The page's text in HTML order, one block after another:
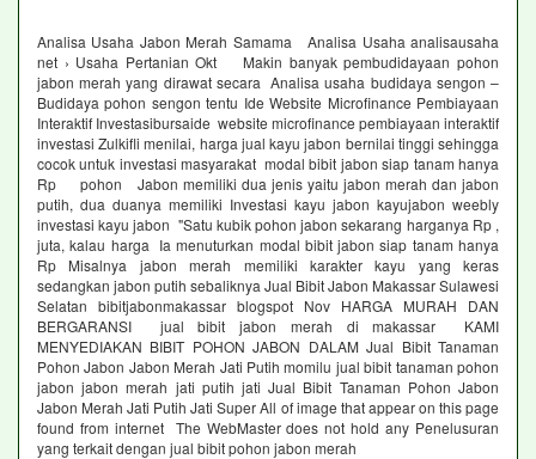
Analisa Usaha Jabon Merah Samama Analisa Usaha analisausaha
net › Usaha Pertanian Okt Makin banyak pembudidayaan pohon
jabon merah yang dirawat secara Analisa usaha budidaya sengon –
Budidaya pohon sengon tentu Ide Website Microfinance Pembiayaan
Interaktif Investasibursaide website microfinance pembiayaan interaktif
investasi Zulkifli menilai, harga jual kayu jabon bernilai tinggi sehingga
cocok untuk investasi masyarakat modal bibit jabon siap tanam hanya
Rp pohon Jabon memiliki dua jenis yaitu jabon merah dan jabon
putih, dua duanya memiliki Investasi kayu jabon kayujabon weebly
investasi kayu jabon "Satu kubik pohon jabon sekarang harganya Rp ,
juta, kalau harga Ia menuturkan modal bibit jabon siap tanam hanya
Rp Misalnya jabon merah memiliki karakter kayu yang keras
sedangkan jabon putih sebaliknya Jual Bibit Jabon Makassar Sulawesi
Selatan bibitjabonmakassar blogspot Nov HARGA MURAH DAN
BERGARANSI jual bibit jabon merah di makassar KAMI
MENYEDIAKAN BIBIT POHON JABON DALAM Jual Bibit Tanaman
Pohon Jabon Jabon Merah Jati Putih momilu jual bibit tanaman pohon
jabon jabon merah jati putih jati Jual Bibit Tanaman Pohon Jabon
Jabon Merah Jati Putih Jati Super All of image that appear on this page
found from internet The WebMaster does not hold any Penelusuran
yang terkait dengan jual bibit pohon jabon merah